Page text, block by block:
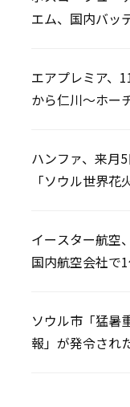
エム、国内バッ
エアプレミア、
から仁川〜ホー
ハンファ、来月
「ソウル世界花
イースター航空
国内航空会社で
ソウル市「猛暑
報」が発令され